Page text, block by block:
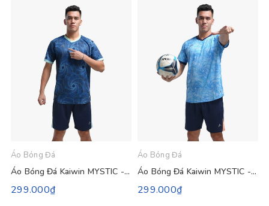
Áo Bóng Đá
Áo Bóng Đá Kaiwin MYSTIC - Màu Xanh Đen
299.000₫
Áo Bóng Đá
Áo Bóng Đá Kaiwin MYSTIC - Màu Xanh Da
299.000₫